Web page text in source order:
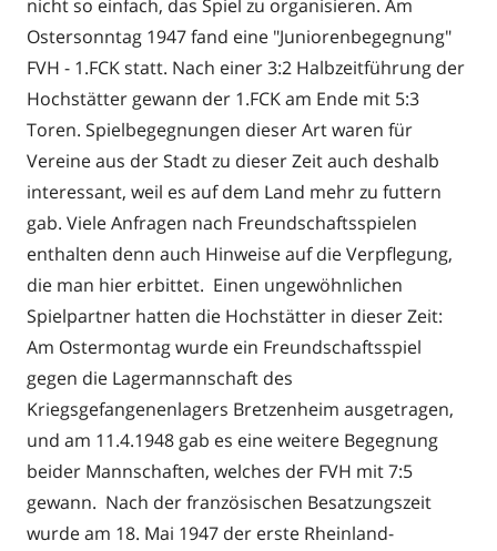
nicht so einfach, das Spiel zu organisieren. Am
Ostersonntag 1947 fand eine "Juniorenbegegnung"
FVH - 1.FCK statt. Nach einer 3:2 Halbzeitführung der
Hochstätter gewann der 1.FCK am Ende mit 5:3
Toren. Spielbegegnungen dieser Art waren für
Vereine aus der Stadt zu dieser Zeit auch deshalb
interessant, weil es auf dem Land mehr zu futtern
gab. Viele Anfragen nach Freundschaftsspielen
enthalten denn auch Hinweise auf die Verpflegung,
die man hier erbittet. Einen ungewöhnlichen
Spielpartner hatten die Hochstätter in dieser Zeit:
Am Ostermontag wurde ein Freundschaftsspiel
gegen die Lagermannschaft des
Kriegsgefangenenlagers Bretzenheim ausgetragen,
und am 11.4.1948 gab es eine weitere Begegnung
beider Mannschaften, welches der FVH mit 7:5
gewann. Nach der französischen Besatzungszeit
wurde am 18. Mai 1947 der erste Rheinland-